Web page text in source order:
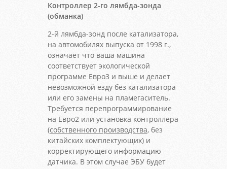
Контроллер 2-го лямбда-зонда
(обманка)
2-й лямбда-зонд после катализатора,
на автомобилях выпуска от 1998 г.,
означает что ваша машина
соответствует экологической
программе Евро3 и выше и делает
невозможной езду без катализатора
или его замены на пламегаситель.
Требуется перепрограммирование
на Евро2 или установка контроллера
(собственного производства, без
китайских комплектующих) и
корректирующего информацию
датчика. В этом случае ЭБУ будет